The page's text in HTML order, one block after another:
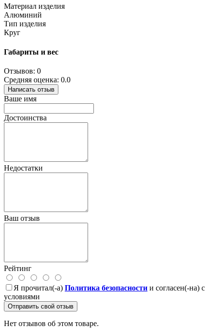
Материал изделия
Алюминий
Тип изделия
Круг
Габариты и вес
Отзывов: 0
Средняя оценка: 0.0
Написать отзыв
Ваше имя
Достоинства
Недостатки
Ваш отзыв
Рейтинг
Я прочитал(-а) Политика безопасности и согласен(-на) с
условиями
Отправить свой отзыв
Нет отзывов об этом товаре.